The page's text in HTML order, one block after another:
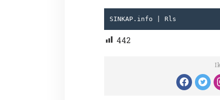
SINKAP.info | Rls
442
Pelayanan
Diadakan di
Di GLOBAL, VIDEO |